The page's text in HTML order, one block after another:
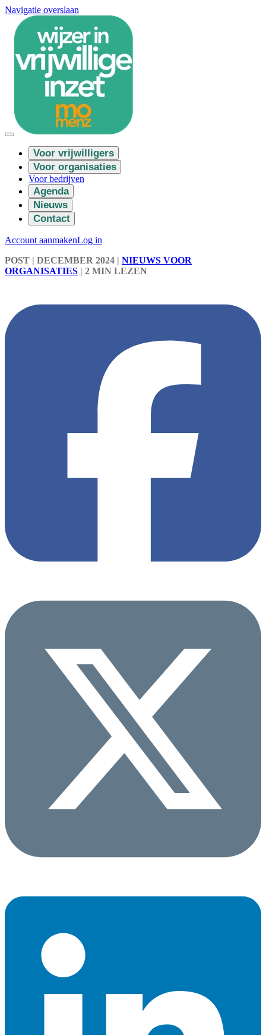
Navigatie overslaan
Voor vrijwilligers
Voor organisaties
Voor bedrijven
Agenda
Nieuws
Contact
Account aanmakenLog in
POST | DECEMBER 2024 | NIEUWS VOOR
ORGANISATIES | 2 MIN LEZEN